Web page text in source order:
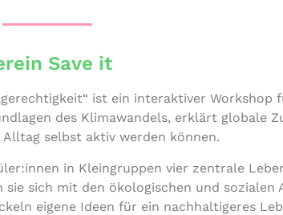
Save it
ist ein inter­ak­ti­ver Workshop
des Kli­ma­wan­dels, erklärt globale
selbst aktiv werden können.
in Klein­grup­pen vier zentrale
sich mit den öko­lo­gi­schen und sozialen
eigene Ideen für ein nach­hal­ti­ge­res